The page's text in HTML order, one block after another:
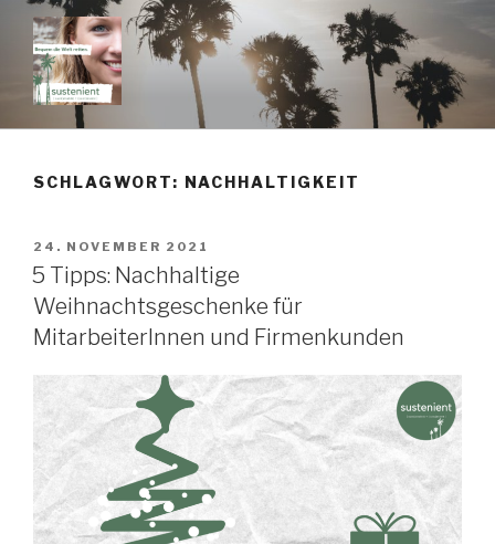
Inhalt
springen
SUSTENIENT
dein Podcast rund um Nachhaltigkeit & Selbstverwirklichung im Job
SCHLAGWORT: NACHHALTIGKEIT
VERÖFFENTLICHT
AM
24. NOVEMBER 2021
5 Tipps: Nachhaltige
Weihnachtsgeschenke für
MitarbeiterInnen und Firmenkunden